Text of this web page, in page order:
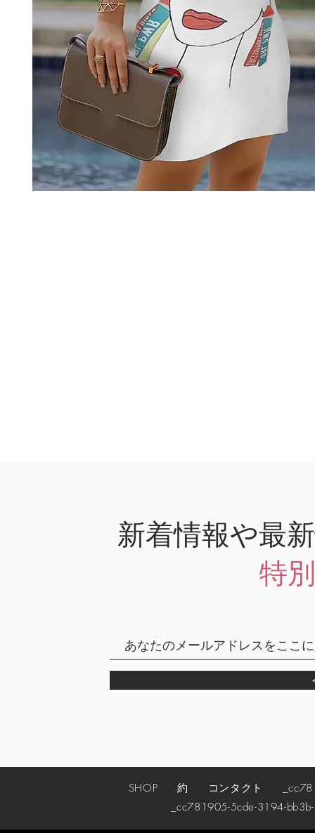
新着情報や最
特
SHOP 約 コンタクト
_cc781905-5cde-3194-